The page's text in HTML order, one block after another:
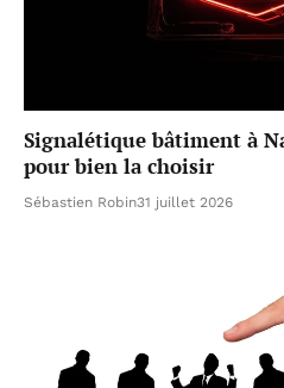
Signalétique bâtiment à
pour bien la choisir
Sébastien Robin31 juillet 2026